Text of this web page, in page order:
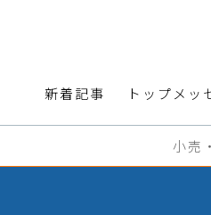
新着記事 トップメッ
小売